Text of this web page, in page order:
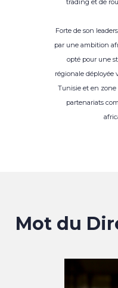
trading et de
Forte de son
par une ambition
opté pour une
régionale déployée
Tunisie et en zone
partenariats
Mot du